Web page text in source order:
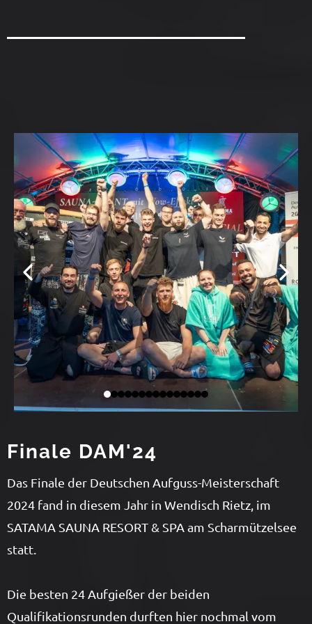
Finale DAM'24
Das Finale der Deutschen Aufguss-Meisterschaft
2024 fand in diesem Jahr in Wendisch Rietz, im
SATAMA SAUNA RESORT & SPA am Scharmützelsee
statt.
Die besten 24 Aufgießer der beiden
Qualifikationsrunden durften hier nochmal vom